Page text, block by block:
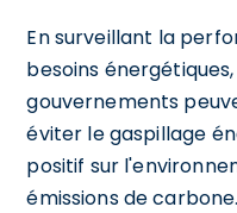
En surveillant la
besoins
gouvernements
éviter le gaspillage
positif sur
émissions de carbone.